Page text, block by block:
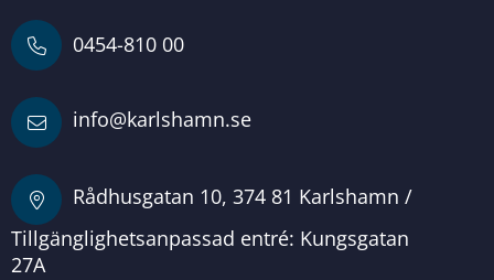
0454-810 00
info@karlshamn.se
Rådhusgatan 10, 374 81 Karlshamn /
Tillgänglighetsanpassad entré: Kungsgatan
27A